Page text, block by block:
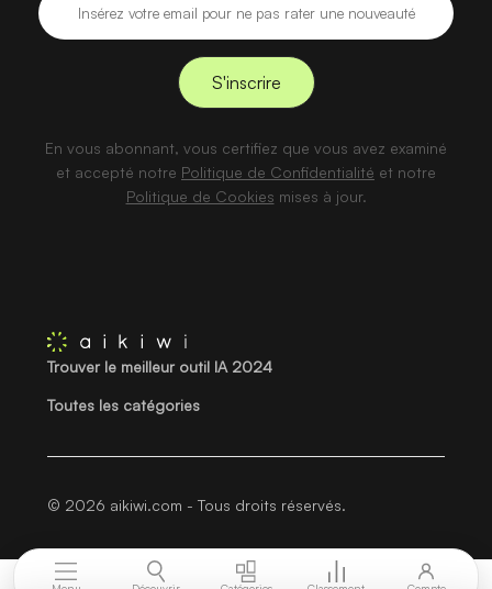
En vous abonnant, vous certifiez que vous avez examiné
et accepté notre Politique de Confidentialité et notre
Politique de Cookies mises à jour.
Trouver le meilleur outil IA 2024
Toutes les catégories
© 2026 aikiwi.com - Tous droits réservés.